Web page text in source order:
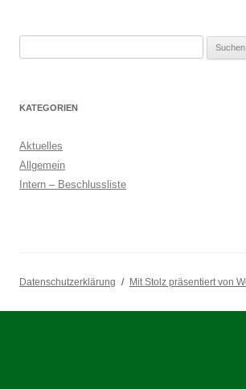
KATEGORIEN
Aktuelles
Allgemein
Intern – Beschlussliste
Datenschutzerklärung Mit Stolz präsentiert von